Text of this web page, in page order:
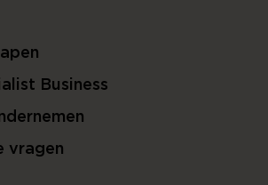
Business
vragen